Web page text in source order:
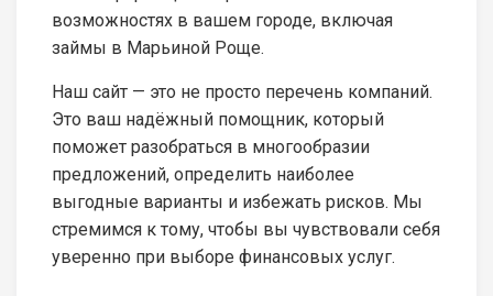
возможностях в вашем городе, включая
займы в Марьиной Роще.
Наш сайт — это не просто перечень компаний.
Это ваш надёжный помощник, который
поможет разобраться в многообразии
предложений, определить наиболее
выгодные варианты и избежать рисков. Мы
стремимся к тому, чтобы вы чувствовали себя
уверенно при выборе финансовых услуг.